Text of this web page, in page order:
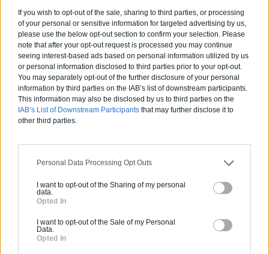
If you wish to opt-out of the sale, sharing to third parties, or processing
of your personal or sensitive information for targeted advertising by us,
please use the below opt-out section to confirm your selection. Please
note that after your opt-out request is processed you may continue
seeing interest-based ads based on personal information utilized by us
or personal information disclosed to third parties prior to your opt-out.
You may separately opt-out of the further disclosure of your personal
information by third parties on the IAB’s list of downstream participants.
This information may also be disclosed by us to third parties on the
IAB’s List of Downstream Participants that may further disclose it to
other third parties.
Personal Data Processing Opt Outs
I want to opt-out of the Sharing of my personal
data.
Opted In
I want to opt-out of the Sale of my Personal
Data.
Opted In
en l’accentuant à des endroits clés (allée, porte d’entrée,
porte de garage) et en la tamisant à d’autres endroits
(éclairage de végétaux, création d’une ambiance
reposante près d’un salon de jardin, etc.). N’hésitez pas à
solliciter l’avis de bons professionnels pour être sûr de
réussir l’illumination de votre jardin.
Vous souhaitez une estimation
pour vos travaux ?